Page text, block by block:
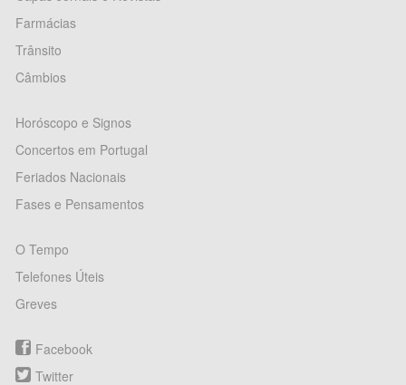
Farmácias
Trânsito
Câmbios
Horóscopo e Signos
Concertos em Portugal
Feriados Nacionais
Fases e Pensamentos
O Tempo
Telefones Úteis
Greves
Facebook
Twitter